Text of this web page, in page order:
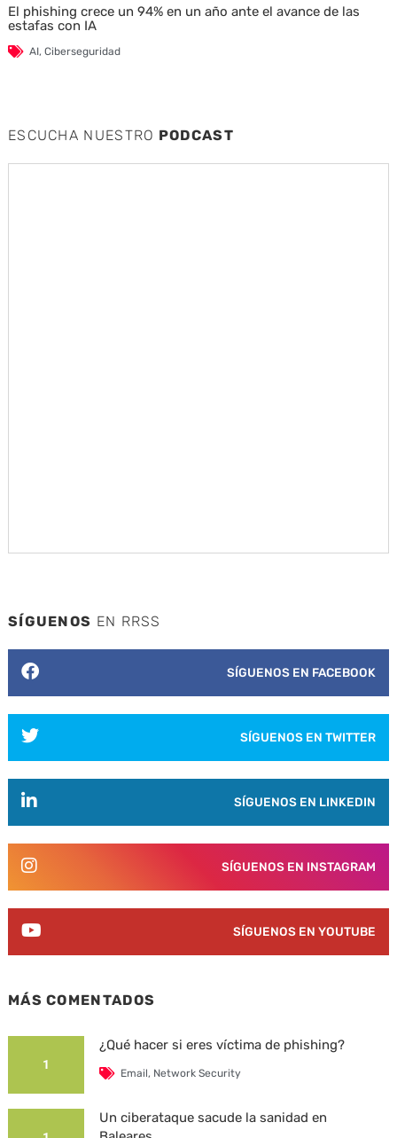
El phishing crece un 94% en un año ante el avance de las
estafas con IA
AI, Ciberseguridad
ESCUCHA NUESTRO PODCAST
SÍGUENOS EN RRSS
SÍGUENOS EN FACEBOOK
SÍGUENOS EN TWITTER
SÍGUENOS EN LINKEDIN
SÍGUENOS EN INSTAGRAM
SÍGUENOS EN YOUTUBE
MÁS COMENTADOS
1
¿Qué hacer si eres víctima de phishing?
Email, Network Security
Un ciberataque sacude la sanidad en